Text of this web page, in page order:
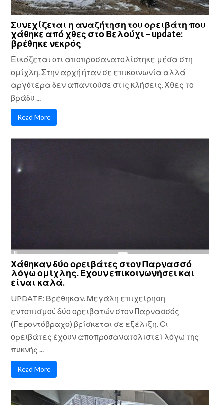
Συνεχίζεται η αναζήτηση του ορειβάτη που
χάθηκε από χθες στο Βελούχι – update:
βρέθηκε νεκρός
Εικάζεται οτι αποπροσανατολίστηκε μέσα στη
ομίχλη. Στην αρχή ήταν σε επικοινωνία αλλά
αργότερα δεν απαντούσε στις κλήσεις. Χθες το
βράδυ ...
Read More
Χάθηκαν δύο ορειβάτες στον Παρνασσό
λόγω ομίχλης. Εχουν επικοινωνήσει και
είναι καλά.
UPDATE: Βρέθηκαν. Μεγάλη επιχείρηση
εντοπισμού δύο ορειβατών στον Παρνασσός
(Γεροντόβραχο) βρίσκεται σε εξέλιξη. Οι
ορειβάτες έχουν αποπροσανατολιστεί λόγω της
πυκνής ...
Read More